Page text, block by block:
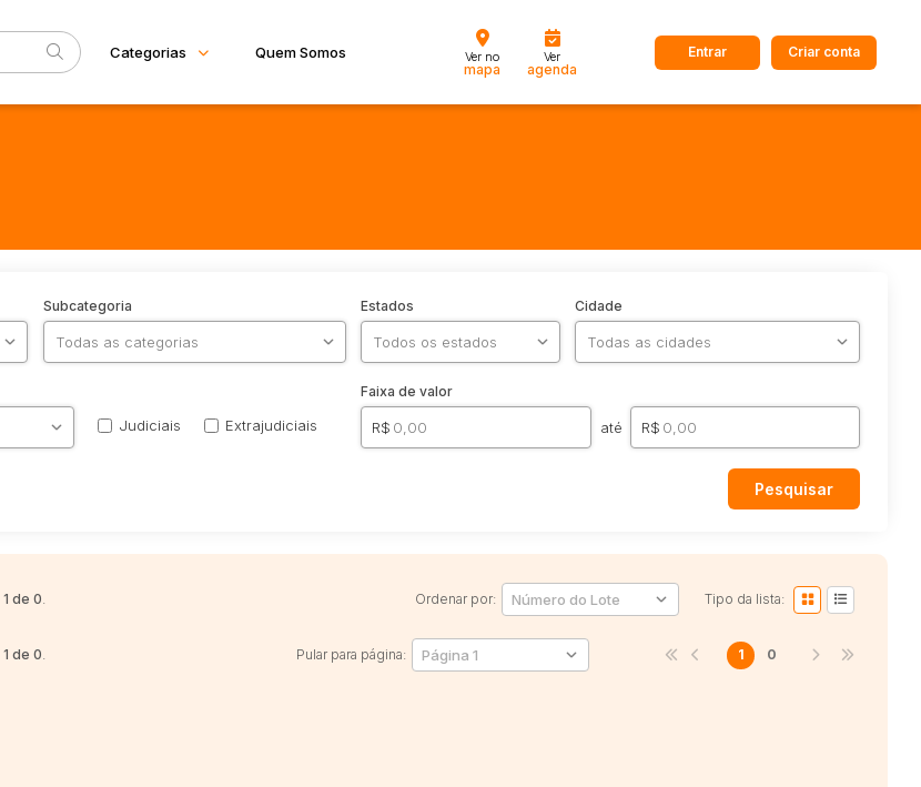
Categorias
Eletrodoméstico
Industrial
Imóveis
Apartamento
Comercial
Imóvel
Lote
Bens diversos
Carro
Quem Somos Ver no
mapa
Ver
agenda
Entrar Criar conta
Subcategoria Estados Cidade
Judiciais Extrajudiciais
Faixa de valor
R$ até R$
Pesquisar
1 de 0. Ordenar por: Tipo da lista:
1 de 0. Pular para página: 1 0